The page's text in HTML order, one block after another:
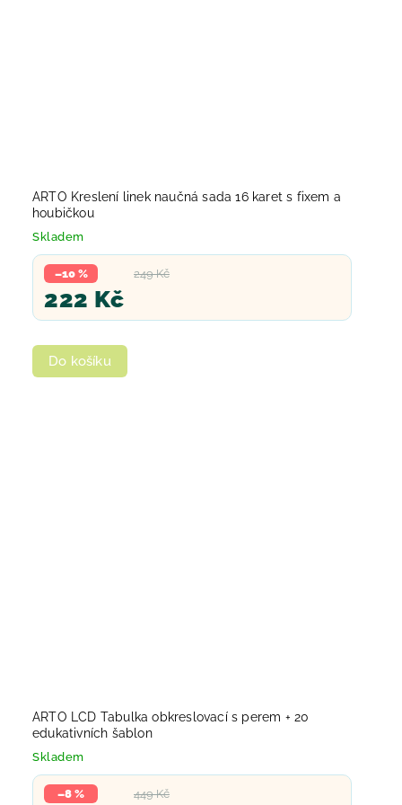
ARTO Kreslení linek naučná sada 16 karet s fixem a
houbičkou
Skladem
249 Kč
–10 %
222 Kč
Do košíku
ARTO LCD Tabulka obkreslovací s perem + 20
edukativních šablon
Skladem
449 Kč
–8 %